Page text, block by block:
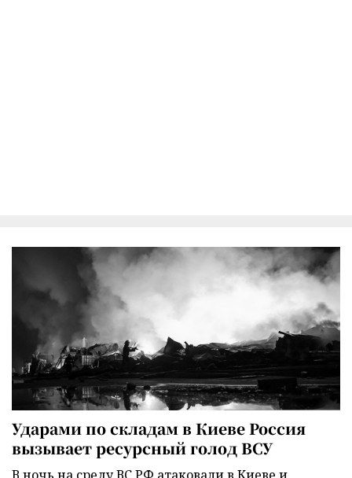
Ударами по складам в Киеве Россия
вызывает ресурсный голод ВСУ